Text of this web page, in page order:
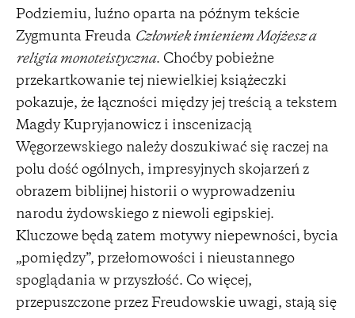
Podziemiu, luźno oparta na późnym tekście
Zygmunta Freuda Człowiek imieniem Mojżesz a
religia monoteistyczna. Choćby pobieżne
przekartkowanie tej niewielkiej książeczki
pokazuje, że łączności między jej treścią a tekstem
Magdy Kupryjanowicz i inscenizacją
Węgorzewskiego należy doszukiwać się raczej na
polu dość ogólnych, impresyjnych skojarzeń z
obrazem biblijnej historii o wyprowadzeniu
narodu żydowskiego z niewoli egipskiej.
Kluczowe będą zatem motywy niepewności, bycia
„pomiędzy”, przełomowości i nieustannego
spoglądania w przyszłość. Co więcej,
przepuszczone przez Freudowskie uwagi, stają się